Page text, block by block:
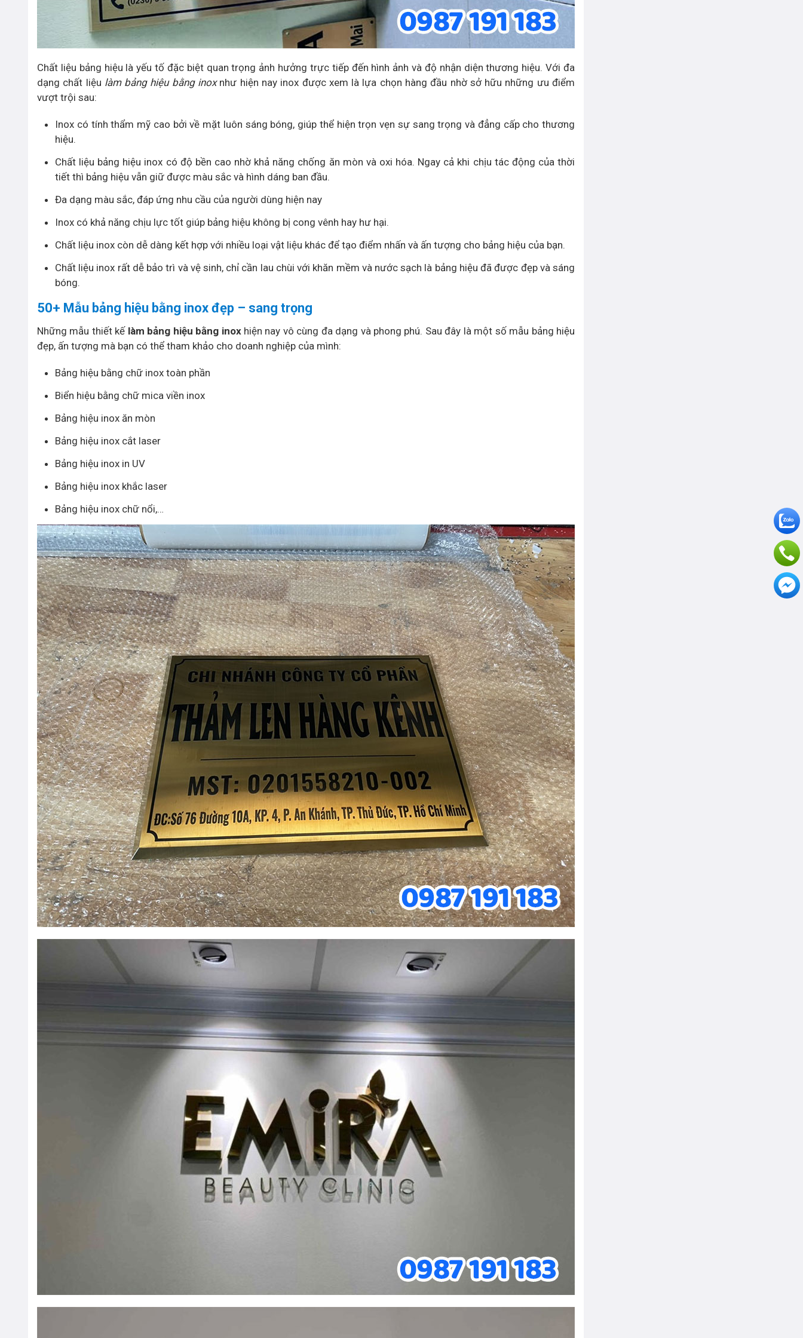
Chất liệu bảng hiệu là yếu tố đặc biệt quan trọng ảnh hưởng trực tiếp đến hình ảnh và độ nhận diện thương hiệu. Với đa
dạng chất liệu làm bảng hiệu bằng inoxnhư hiện nay inox được xem là lựa chọn hàng đầu nhờ sở hữu những ưu điểm
vượt trội sau:
Inox có tính thẩm mỹ cao bởi về mặt luôn sáng bóng, giúp thể hiện trọn vẹn sự sang trọng và đẳng cấp cho thương
hiệu.
Chất liệu bảng hiệu inox có độ bền cao nhờ khả năng chống ăn mòn và oxi hóa. Ngay cả khi chịu tác động của thời
tiết thì bảng hiệu vẫn giữ được màu sắc và hình dáng ban đầu.
Đa dạng màu sắc, đáp ứng nhu cầu của người dùng hiện nay
Inox có khả năng chịu lực tốt giúp bảng hiệu không bị cong vênh hay hư hại.
Chất liệu inox còn dễ dàng kết hợp với nhiều loại vật liệu khác để tạo điểm nhấn và ấn tượng cho bảng hiệu của bạn.
Chất liệu inox rất dễ bảo trì và vệ sinh, chỉ cần lau chùi với khăn mềm và nước sạch là bảng hiệu đã được đẹp và sáng
bóng.
50+ Mẫu bảng hiệu bằng inox đẹp – sang trọng
Những mẫu thiết kế làm bảng hiệu bằng inoxhiện nay vô cùng đa dạng và phong phú. Sau đây là một số mẫu bảng hiệu
đẹp, ấn tượng mà bạn có thể tham khảo cho doanh nghiệp của mình:
Bảng hiệu bằng chữ inox toàn phần
Biển hiệu bằng chữ mica viền inox
Bảng hiệu inox ăn mòn
Bảng hiệu inox cắt laser
Bảng hiệu inox in UV
Bảng hiệu inox khắc laser
Bảng hiệu inox chữ nổi,…